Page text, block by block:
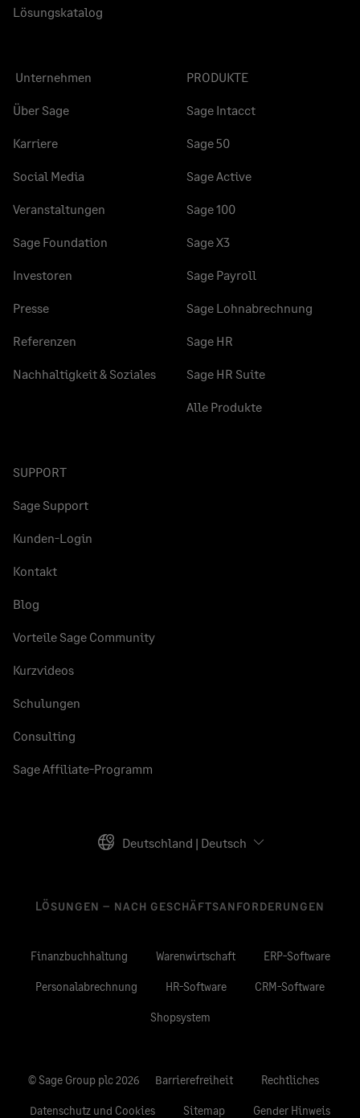
Lösungskatalog
Unternehmen
Über Sage
Karriere
Social Media
Veranstaltungen
Sage Foundation
Investoren
Presse
Referenzen
Nachhaltigkeit & Soziales
PRODUKTE
Sage Intacct
Sage 50
Sage Active
Sage 100
Sage X3
Sage Payroll
Sage Lohnabrechnung
Sage HR
Sage HR Suite
Alle Produkte
SUPPORT
Sage Support
Kunden-Login
Kontakt
Blog
Vorteile Sage Community
Kurzvideos
Schulungen
Consulting
Sage Affiliate-Programm
Deutschland | Deutsch
LÖSUNGEN – NACH GESCHÄFTSANFORDERUNGEN
Finanzbuchhaltung Warenwirtschaft ERP-Software
Personalabrechnung HR-Software CRM-Software
Shopsystem
© Sage Group plc 2026 Barrierefreiheit Rechtliches
Datenschutz und Cookies Sitemap Gender Hinweis